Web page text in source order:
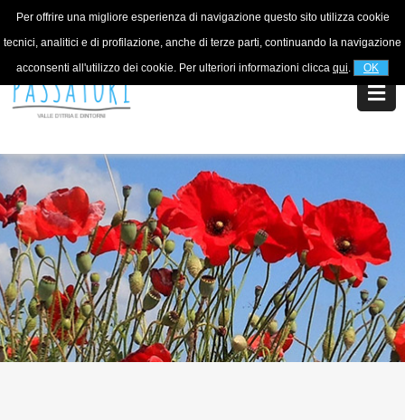
Per offrire una migliore esperienza di navigazione questo sito utilizza cookie
tecnici, analitici e di profilazione, anche di terze parti, continuando la navigazione
acconsenti all'utilizzo dei cookie. Per ulteriori informazioni clicca qui. OK
For information+39 320 5753268